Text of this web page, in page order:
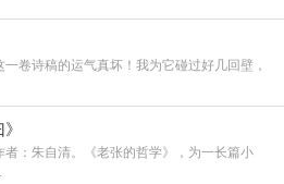
一卷诗稿的运气真坏！我为它碰过好几回壁，
者：朱自清。《老张的哲学》，为一长篇小